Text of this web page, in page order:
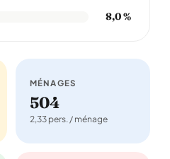
8,0 %
MÉNAGES
504
2,33 pers. / ménage